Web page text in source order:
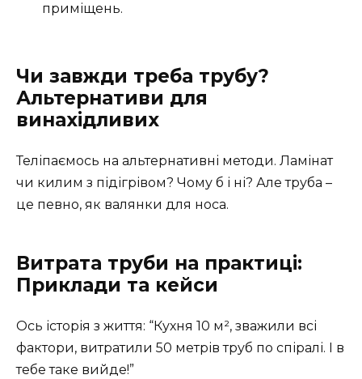
приміщень.
Чи завжди треба трубу?
Альтернативи для
винахідливих
Теліпаємось на альтернативні методи. Ламінат
чи килим з підігрівом? Чому б і ні? Але труба –
це певно, як валянки для носа.
Витрата труби на практиці:
Приклади та кейси
Ось історія з життя: “Кухня 10 м², зважили всі
фактори, витратили 50 метрів труб по спіралі. І в
тебе таке вийде!”